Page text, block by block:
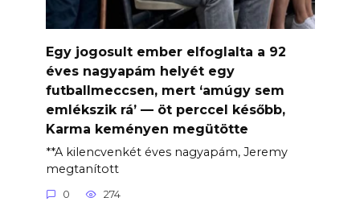
Egy jogosult ember elfoglalta a 92
éves nagyapám helyét egy
futballmeccsen, mert ‘amúgy sem
emlékszik rá’ — öt perccel később,
Karma keményen megütötte
**A kilencvenkét éves nagyapám, Jeremy
megtanított
0 274